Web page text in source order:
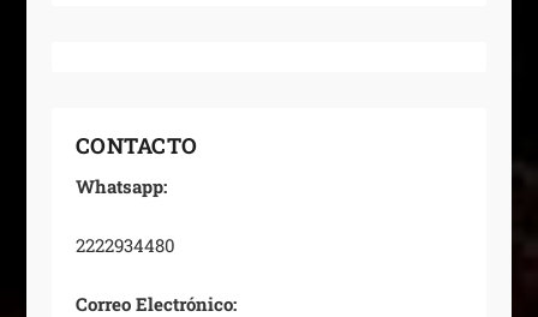
CONTACTO
Whatsapp:
2222934480
Correo Electrónico: